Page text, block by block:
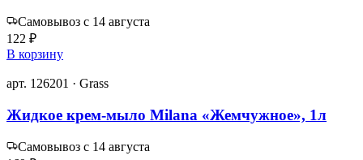
Самовывоз с 14 августа
122 ₽
В корзину
арт. 126201 · Grass
Жидкое крем-мыло Milana «Жемчужное», 1л
Самовывоз с 14 августа